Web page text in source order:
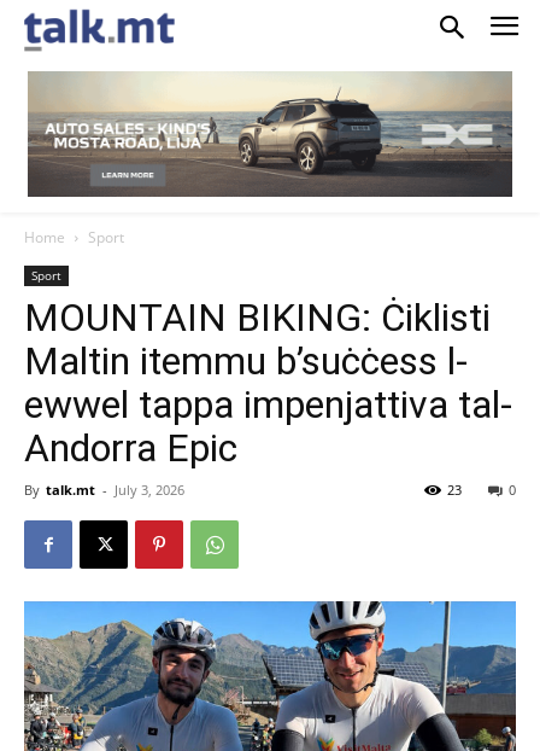
Home Sport
Sport
MOUNTAIN BIKING: Ċiklisti
Maltin itemmu b’suċċess l-
ewwel tappa impenjattiva tal-
Andorra Epic
By talk.mt - July 3, 2026 0
23